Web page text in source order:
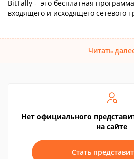
BitTally - это бесплатная
входящего и исходящего сетевого
Читать
Нет официального
на сайте
Стать